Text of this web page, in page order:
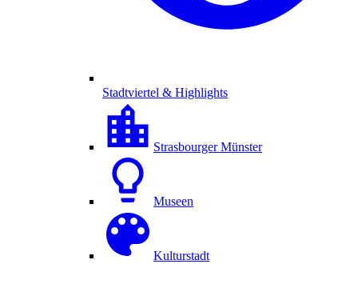
Stadtviertel & Highlights
Strasbourger Münster
Museen
Kulturstadt